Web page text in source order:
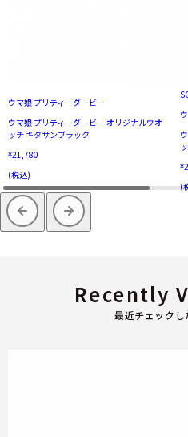
ウマ娘 プリティーダービー
ウマ娘 プリティーダービー オリジナルウオ
ッチ キタサンブラック
¥21,780
(税込)
(
最近チェックし
Recently